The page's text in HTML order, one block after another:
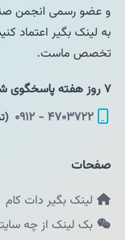
و عضو رسمی انجمن
به لینک بگیر اعتماد
تخصص ماست.
۷ روز هفته پاسخگوی شما هستیم :
۴۷۰۳۷۲۲ - ۰۹۱۲
صفحات
لینک بگیر دات کام
بک لینک از چه